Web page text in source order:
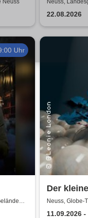
Neuss Neuss,
22.08.2026
Uhr
Der
Neuss, Globe-
11.09.2026